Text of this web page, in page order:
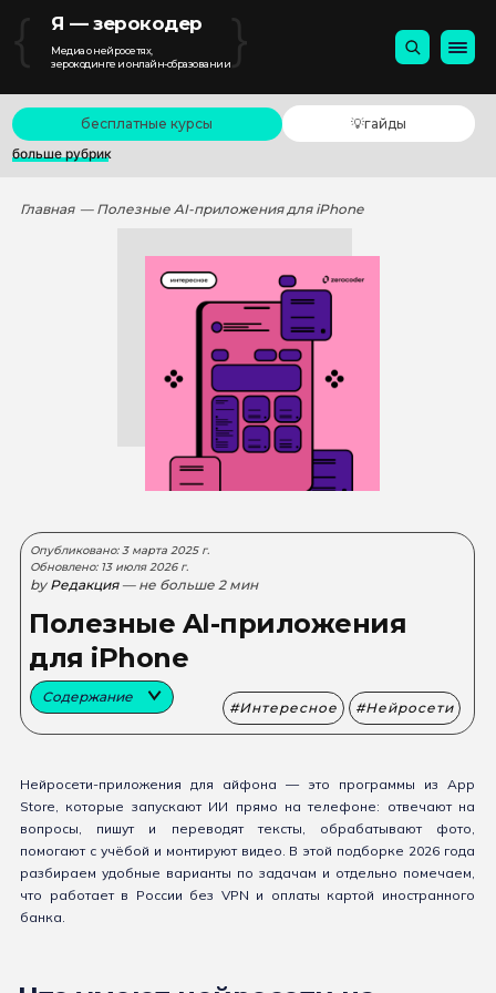
{ Я — зерокодер
Медиа о нейросетях,
зерокодинге и онлайн-образовании}
бесплатные курсы
💡гайды
больше рубрик
Главная — Полезные AI-приложения для iPhone
Опубликовано: 3 марта 2025 г.
Обновлено: 13 июля 2026 г.
by Редакция — не больше 2 мин
Полезные AI-приложения
для iPhone
Содержание
Интересное Нейросети
Нейросети-приложения для айфона — это программы из App
Store, которые запускают ИИ прямо на телефоне: отвечают на
вопросы, пишут и переводят тексты, обрабатывают фото,
помогают с учёбой и монтируют видео. В этой подборке 2026 года
разбираем удобные варианты по задачам и отдельно помечаем,
что работает в России без VPN и оплаты картой иностранного
банка.